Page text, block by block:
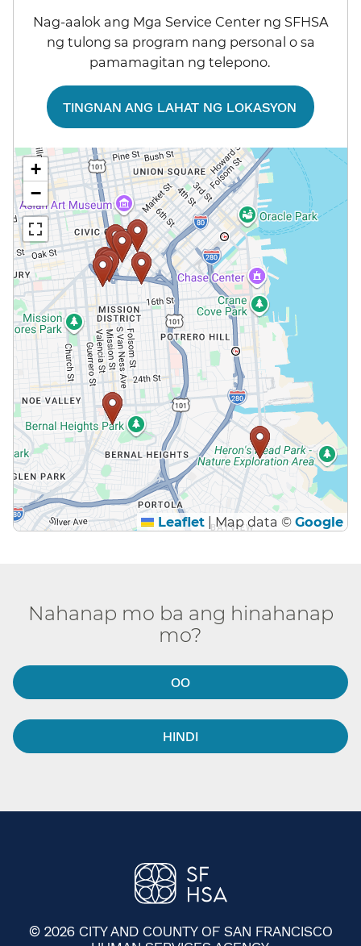
Nag-aalok ang Mga Service Center ng SFHSA
ng tulong sa program nang personal o sa
pamamagitan ng telepono.​​
TINGNAN ANG LAHAT NG LOKASYON​​
+
−
Leaflet |Map data © Google
Nahanap mo ba ang hinahanap
mo?​​
OO​​
HINDI​​
© 2026 CITY AND COUNTY OF SAN FRANCISCO